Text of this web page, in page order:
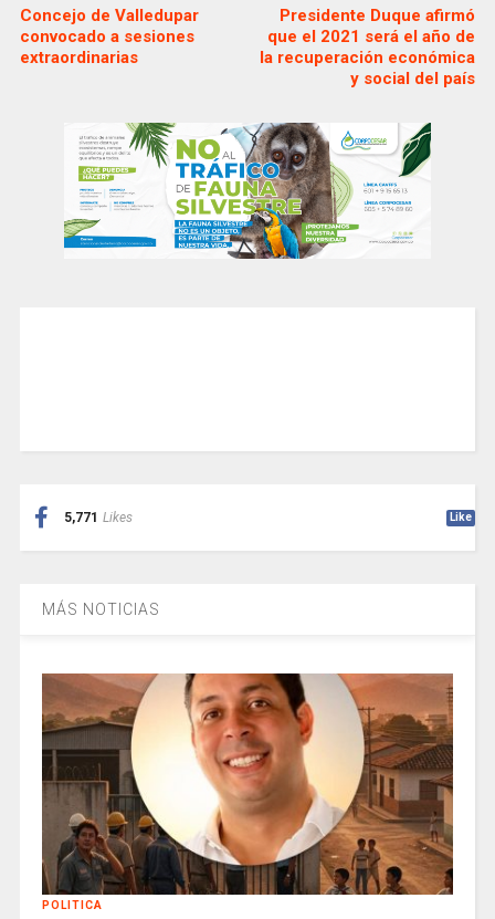
Concejo de Valledupar
convocado a sesiones
extraordinarias
Presidente Duque afirmó
que el 2021 será el año de
la recuperación económica
y social del país
5,771 Likes Like
MÁS NOTICIAS
POLITICA